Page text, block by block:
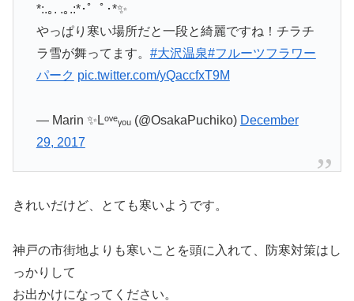
*:.｡. .｡.:*･゜ﾟ･*✨
やっぱり寒い場所だと一段と綺麗ですね！チラチ
ラ雪が舞ってます。 #大沢温泉#フルーツフラワー
パーク pic.twitter.com/yQaccfxT9M
— Marin ✨Lᵒᵛᵉᵧₒᵤ (@OsakaPuchiko) December
29, 2017
きれいだけど、とても寒いようです。
神戸の市街地よりも寒いことを頭に入れて、防寒対策はし
っかりして
お出かけになってください。